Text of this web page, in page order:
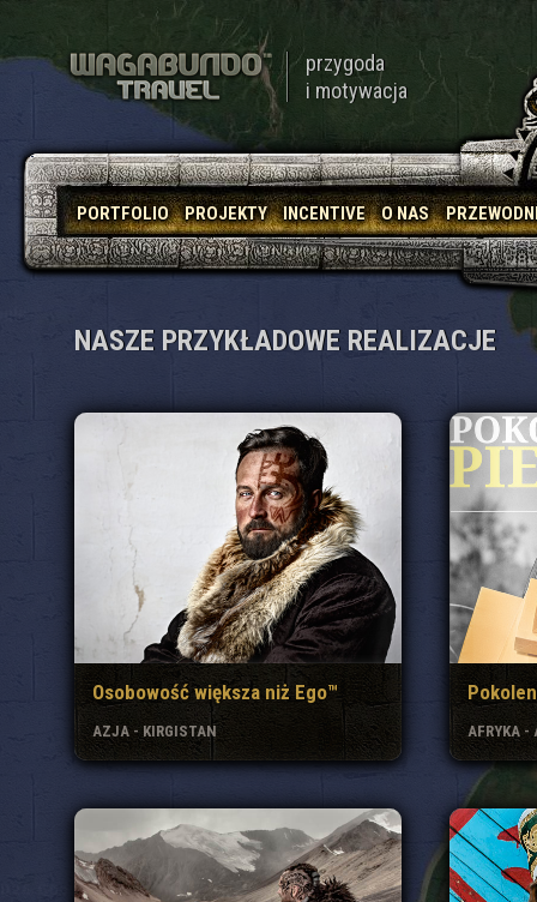
przygoda
i motywacja
PORTFOLIO PROJEKTY INCENTIVE O NAS
NASZE PRZYKŁADOWE REALIZACJE
Osobowość większa niż Ego™
AZJA - KIRGISTAN AFRYKA -